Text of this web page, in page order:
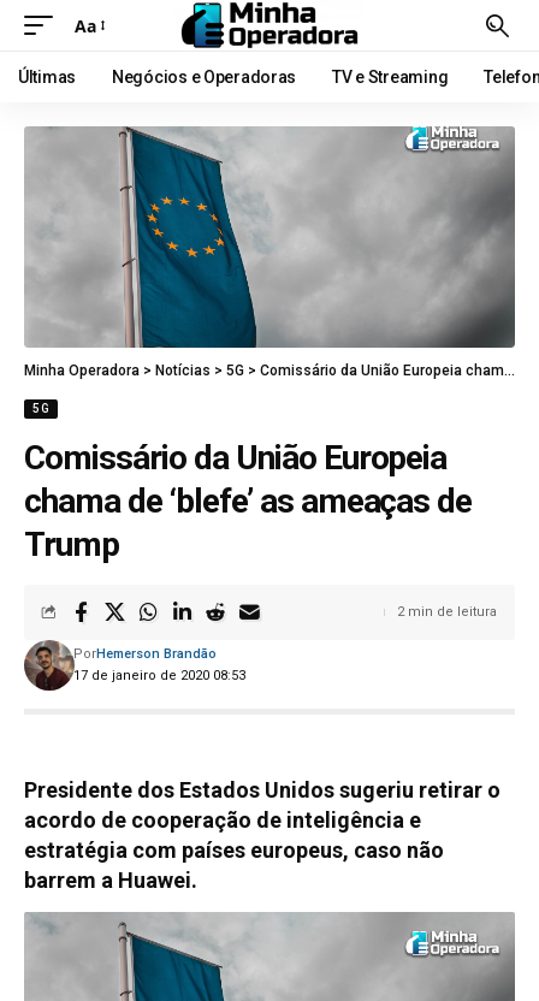
Aa
Últimas Negócios e Operadoras TV e Streaming
Minha Operadora > Notícias > 5G > Comissário da União Europeia chama de ‘blefe’ as ameaças de Trump
5G
Comissário da União Europeia
chama de ‘blefe’ as ameaças de
Trump
17 de janeiro de 2020 08:53
PorHemerson Brandão
2 min de leitura
Presidente dos Estados Unidos sugeriu retirar o
acordo de cooperação de inteligência e
estratégia com países europeus, caso não
barrem a Huawei.